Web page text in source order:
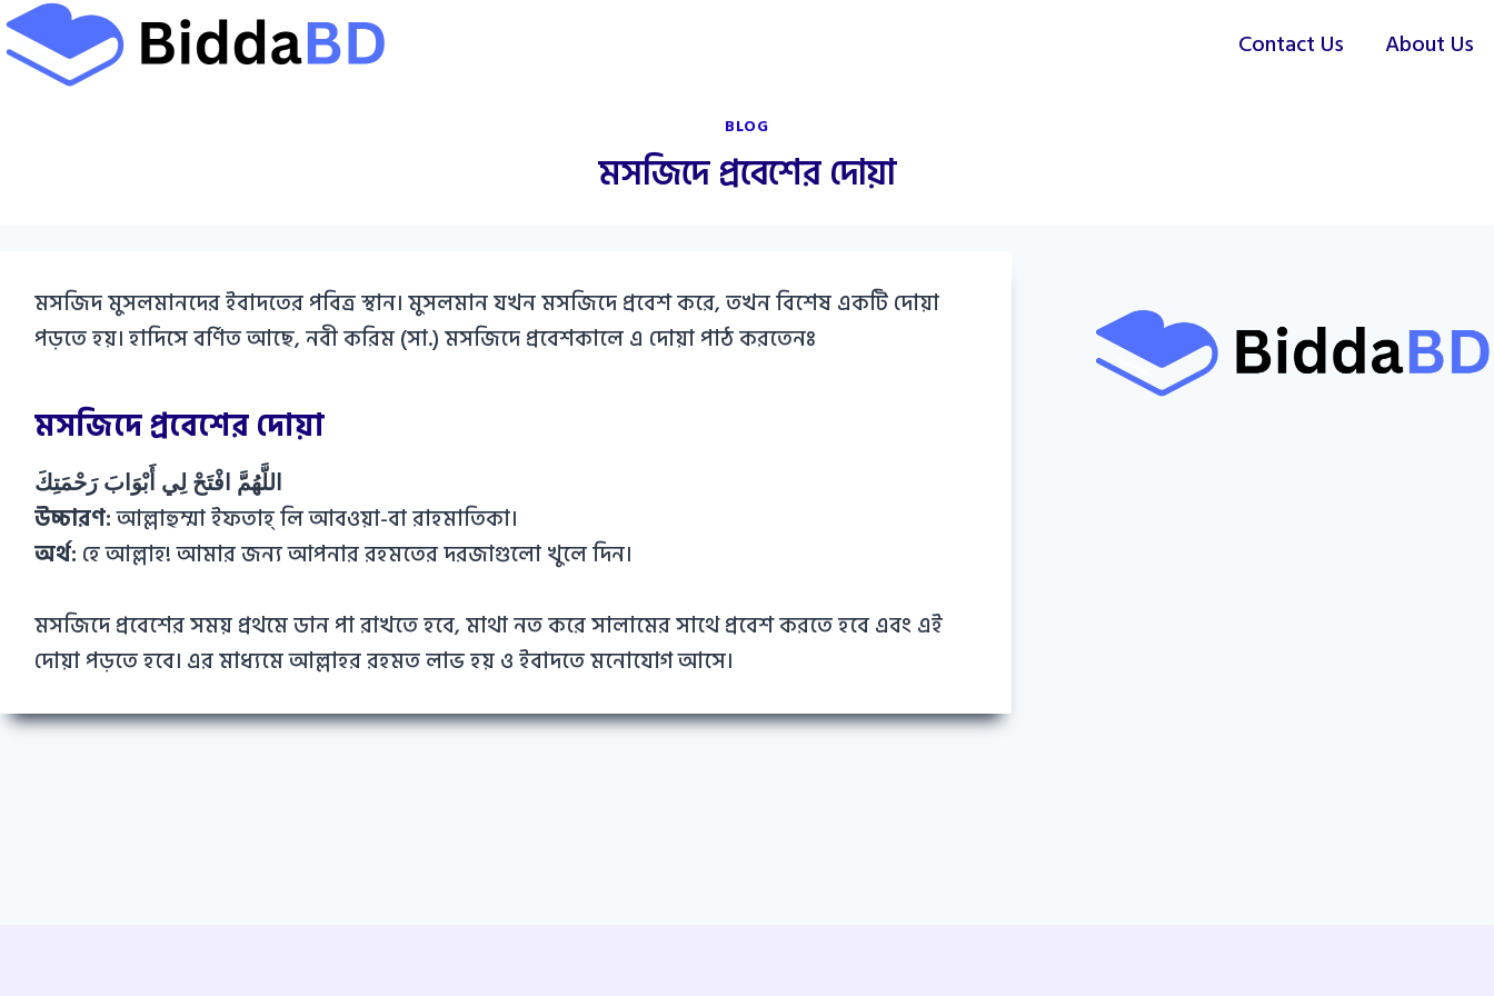
Skip
to
content
Contact Us About Us
BLOG
মসজিদে প্রবেশের দোয়া
মসজিদ মুসলমানদের ইবাদতের পবিত্র স্থান। মুসলমান যখন মসজিদে প্রবেশ করে, তখন বিশেষ একটি দোয়া
পড়তে হয়। হাদিসে বর্ণিত আছে, নবী করিম (সা.) মসজিদে প্রবেশকালে এ দোয়া পাঠ করতেনঃ
মসজিদে প্রবেশের দোয়া
اللَّهُمَّ افْتَحْ لِي أَبْوَابَ رَحْمَتِكَ
উচ্চারণ:আল্লাহুম্মা ইফতাহ্‌ লি আবওয়া-বা রাহমাতিকা।
অর্থ: হে আল্লাহ! আমার জন্য আপনার রহমতের দরজাগুলো খুলে দিন।
মসজিদে প্রবেশের সময় প্রথমে ডান পা রাখতে হবে, মাথা নত করে সালামের সাথে প্রবেশ করতে হবে এবং এই
দোয়া পড়তে হবে। এর মাধ্যমে আল্লাহর রহমত লাভ হয় ও ইবাদতে মনোযোগ আসে।